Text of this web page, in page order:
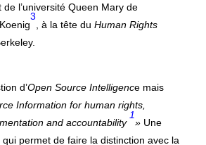
l’université Queen Mary de
3
, à la tête du Human Rights
d’Open Source Intelligence mais
Information for human rights,
and accountability
1
» Une
permet de faire la distinction avec la